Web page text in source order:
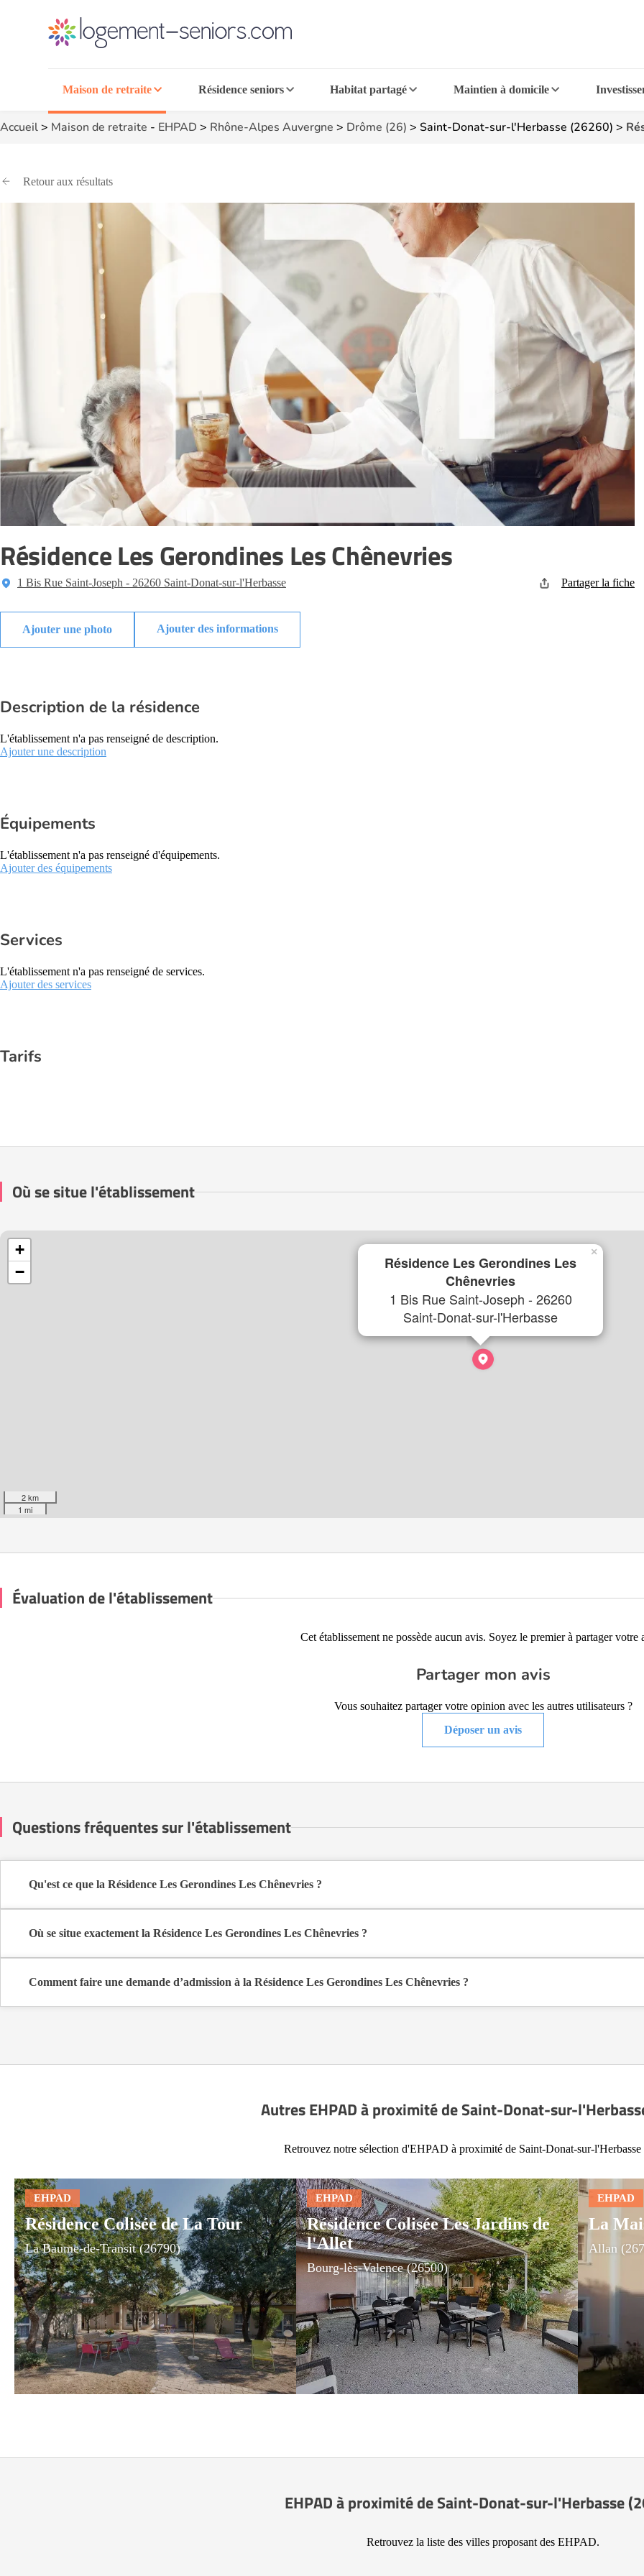
Maison de retraite Résidence seniors Habitat partagé Maintien à domicile
Accueil> Maison de retraite - EHPAD > Rhône-Alpes Auvergne > Drôme (26) > Saint-Donat-sur-l'Herbasse (26260) >
Retour aux résultats
Résidence Les Gerondines Les Chênevries
1 Bis Rue Saint-Joseph - 26260 Saint-Donat-sur-l'Herbasse Partager la fiche
Ajouter des informations
Description de la résidence
L'établissement n'a pas renseigné de description.
Ajouter une description
Équipements
L'établissement n'a pas renseigné d'équipements.
Ajouter des équipements
Services
L'établissement n'a pas renseigné de services.
Ajouter des services
Tarifs
Où se situe l'établissement
Résidence Les Gerondines Les
Chênevries
1 Bis Rue Saint-Joseph - 26260
Saint-Donat-sur-l'Herbasse
×
+
−
2 km
1 mi
Évaluation de l'établissement
Cet établissement ne possède aucun avis. Soyez le premier à partager votre
Partager mon avis
Vous souhaitez partager votre opinion avec les autres utilisateurs ?
Déposer un avis
Questions fréquentes sur l'établissement
Qu'est ce que la Résidence Les Gerondines Les Chênevries ?
Où se situe exactement la Résidence Les Gerondines Les Chênevries ?
Comment faire une demande d’admission à la Résidence Les Gerondines Les Chênevries ?
coûts et les démarches administratives nécessaires.
Autres EHPAD à proximité de Saint-Donat-sur-
Retrouvez notre sélection d'EHPAD à proximité de Saint-Donat-sur-l'Herbasse
Résidence Colisée de La Tour
La Baume-de-Transit (26790)
Résidence Colisée Les Jardins de
l'Allet
Bourg-lès-Valence (26500)
La
Allan
EHPAD à proximité de Saint-Donat-sur-l'Herbasse
Retrouvez la liste des villes proposant des EHPAD.